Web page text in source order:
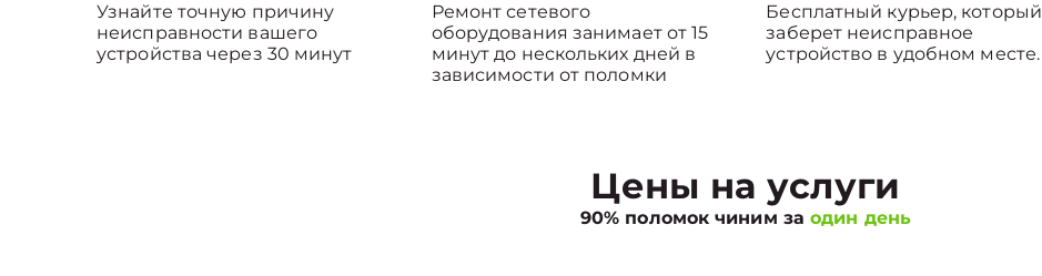
Узнайте точную причину
неисправности вашего
устройства через 30 минут
Ремонт сетевого
оборудования занимает от 15
минут до нескольких дней в
зависимости от поломки
Бесплатный курьер, который
заберет неисправное
устройство в удобном месте.
Цены на услуги
90% поломок чиним заодин день